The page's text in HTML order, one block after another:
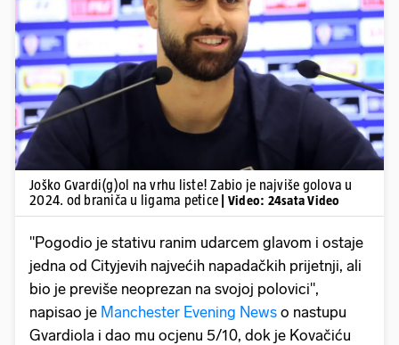
Pokretanje videa...
Joško Gvardi(g)ol na vrhu liste! Zabio je najviše golova u
2024. od braniča u ligama petice
| Video: 24sata Video
"Pogodio je stativu ranim udarcem glavom i ostaje
jedna od Cityjevih najvećih napadačkih prijetnji, ali
bio je previše neoprezan na svojoj polovici",
napisao je Manchester Evening News o nastupu
Gvardiola i dao mu ocjenu 5/10, dok je Kovačiću